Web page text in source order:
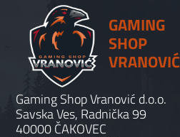
GAMING
SHOP
VRANOVIĆ
Gaming Shop Vranović d.o.o.
Savska Ves, Radnička 99
40000 ČAKOVEC